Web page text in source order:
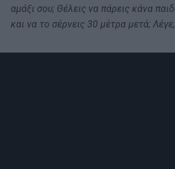
αμάξι σου; Θέλεις να πάρεις κάνα
και να το σέρνεις 30 μέτρα μετά;